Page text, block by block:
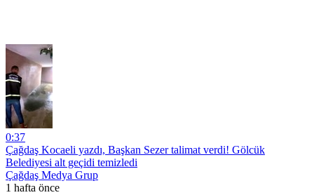
0:37
Çağdaş Kocaeli yazdı, Başkan Sezer talimat verdi! Gölcük
Belediyesi alt geçidi temizledi
Çağdaş Medya Grup
1 hafta önce